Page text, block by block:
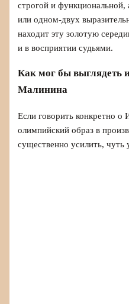
строгой и функциональной,
или одном-двух
находит эту золотую
и в восприятии судьями.
Как мог бы выглядеть
Малинина
Если говорить конкретно о
олимпийский образ в
существенно усилить,